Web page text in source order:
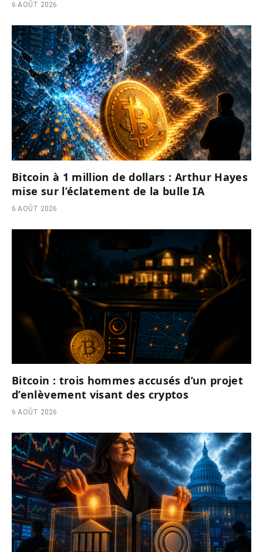
6 AOÛT 2026
Bitcoin à 1 million de dollars : Arthur Hayes
mise sur l’éclatement de la bulle IA
6 AOÛT 2026
Bitcoin : trois hommes accusés d’un projet
d’enlèvement visant des cryptos
6 AOÛT 2026